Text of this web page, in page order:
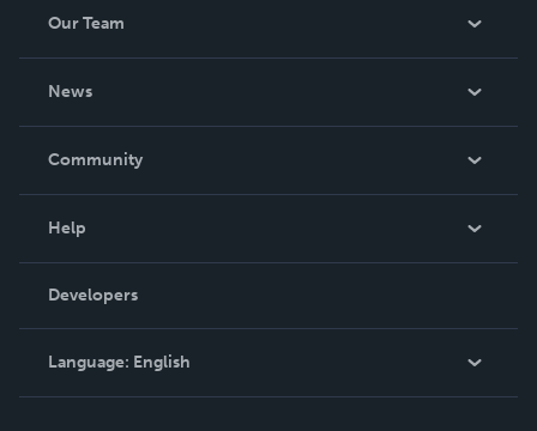
Our Team
News
In The News
Community
Podcast
Help
Order Lookup
Knowledge Base
Contact Support
Developers
Language: English